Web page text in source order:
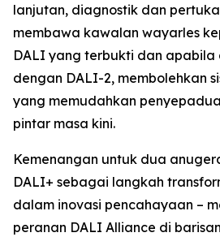
lanjutan, diagnostik dan
membawa kawalan wayarles
DALI yang terbukti dan apabila
dengan DALI-2, membolehkan
yang memudahkan
pintar masa kini.
Kemenangan untuk dua
DALI+ sebagai langkah
dalam inovasi pencahayaan –
peranan DALI Alliance di